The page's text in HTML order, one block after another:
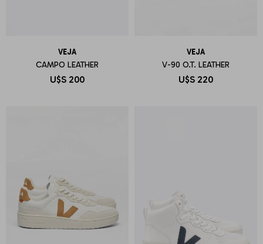
VEJA
CAMPO LEATHER
U$S 200
VEJA
V-90 O.T. LEATHER
U$S 220